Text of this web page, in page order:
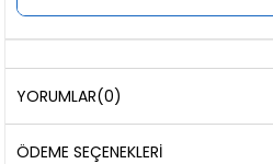
YORUMLAR(0)
ÖDEME SEÇENEKLERI